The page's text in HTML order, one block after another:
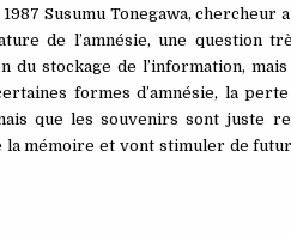
Susumu Tonegawa, chercheur
de l’amnésie, une question
stockage de l’information,
formes d’amnésie, la
que les souvenirs sont juste
mémoire et vont stimuler de